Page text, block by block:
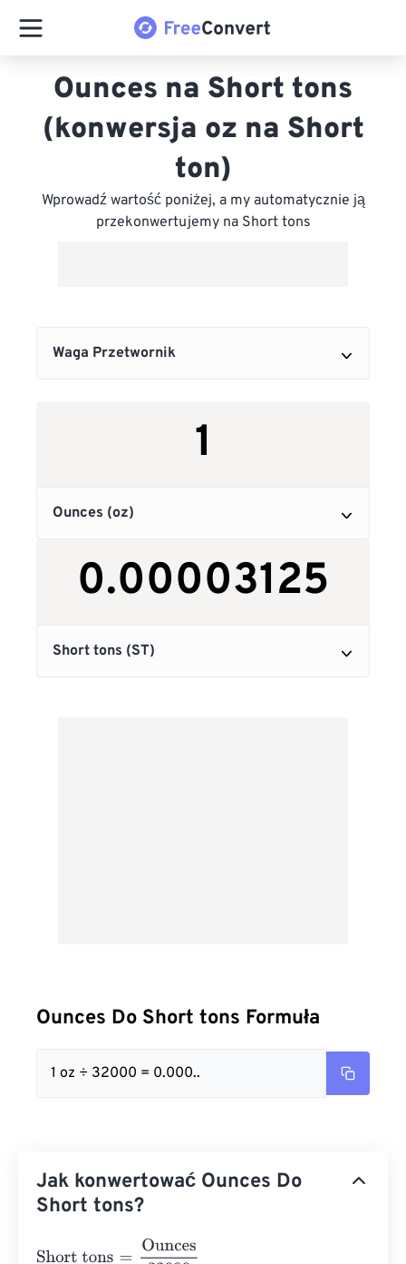
Ounces na Short tons
(konwersja oz na Short
ton)
Wprowadź wartość poniżej, a my automatycznie ją
przekonwertujemy na Short tons
Ounces Do Short tons Formuła
1 oz ÷ 32000 = 0.000..
Jak konwertować Ounces Do
Short tons?
Short tons Ounces32000